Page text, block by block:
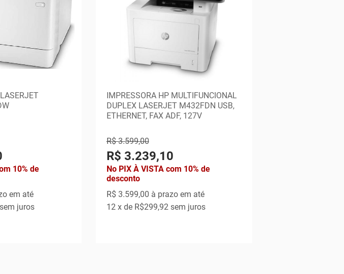
10% de
em até
juros
IMPRESSORA HP MULTIFUNCIONAL
DUPLEX LASERJET M432FDN USB,
ETHERNET, FAX ADF, 127V
R$ 3.599,00
R$ 3.239,10
No PIX À VISTA com 10% de
desconto
R$ 3.599,00 à prazo em até
12x de R$299,92sem juros